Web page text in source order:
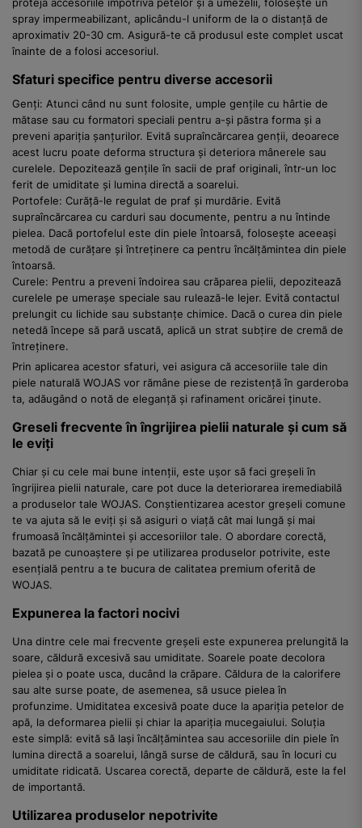
spray impermeabilizant, aplicându-l uniform de la o distanță de
aproximativ 20-30 cm. Asigură-te că produsul este complet uscat
înainte de a folosi accesoriul.
Sfaturi specifice pentru diverse accesorii
Genți: Atunci când nu sunt folosite, umple gențile cu hârtie de
mătase sau cu formatori speciali pentru a-și păstra forma și a
preveni apariția șanțurilor. Evită supraîncărcarea genții, deoarece
acest lucru poate deforma structura și deteriora mânerele sau
curelele. Depozitează gențile în sacii de praf originali, într-un loc
ferit de umiditate și lumina directă a soarelui.
Portofele: Curăță-le regulat de praf și murdărie. Evită
supraîncărcarea cu carduri sau documente, pentru a nu întinde
pielea. Dacă portofelul este din piele întoarsă, folosește aceeași
metodă de curățare și întreținere ca pentru încălțămintea din piele
întoarsă.
Curele: Pentru a preveni îndoirea sau crăparea pielii, depozitează
curelele pe umerașe speciale sau rulează-le lejer. Evită contactul
prelungit cu lichide sau substanțe chimice. Dacă o curea din piele
netedă începe să pară uscată, aplică un strat subțire de cremă de
întreținere.
Prin aplicarea acestor sfaturi, vei asigura că accesoriile tale din
piele naturală WOJAS vor rămâne piese de rezistență în garderoba
ta, adăugând o notă de eleganță și rafinament oricărei ținute.
Greseli frecvente în îngrijirea pielii naturale și cum să
le eviți
Chiar și cu cele mai bune intenții, este ușor să faci greșeli în
îngrijirea pielii naturale, care pot duce la deteriorarea iremediabilă
a produselor tale WOJAS. Conștientizarea acestor greșeli comune
te va ajuta să le eviți și să asiguri o viață cât mai lungă și mai
frumoasă încălțămintei și accesoriilor tale. O abordare corectă,
bazată pe cunoaștere și pe utilizarea produselor potrivite, este
esențială pentru a te bucura de calitatea premium oferită de
WOJAS.
Expunerea la factori nocivi
Una dintre cele mai frecvente greșeli este expunerea prelungită la
soare, căldură excesivă sau umiditate. Soarele poate decolora
pielea și o poate usca, ducând la crăpare. Căldura de la calorifere
sau alte surse poate, de asemenea, să usuce pielea în
profunzime. Umiditatea excesivă poate duce la apariția petelor de
apă, la deformarea pielii și chiar la apariția mucegaiului. Soluția
este simplă: evită să lași încălțămintea sau accesoriile din piele în
lumina directă a soarelui, lângă surse de căldură, sau în locuri cu
umiditate ridicată. Uscarea corectă, departe de căldură, este la fel
de importantă.
Utilizarea produselor nepotrivite